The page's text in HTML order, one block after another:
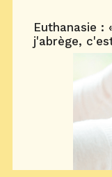
Euthanasie :
j'abrège,